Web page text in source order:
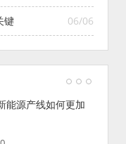
06/06
键
能源产线如何更加